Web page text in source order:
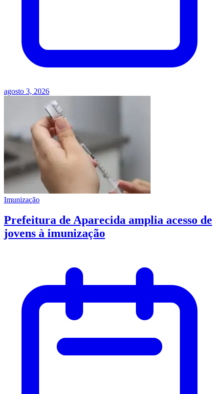
agosto 3, 2026
Imunização
Prefeitura de Aparecida amplia acesso de
jovens à imunização